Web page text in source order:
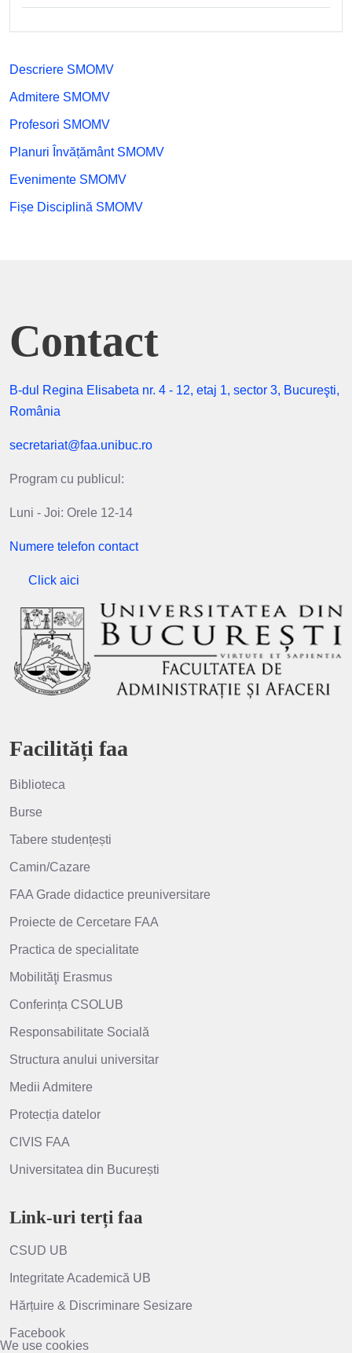
Descriere SMOMV
Admitere SMOMV
Profesori SMOMV
Planuri Învățământ SMOMV
Evenimente SMOMV
Fișe Disciplină SMOMV
Contact
B-dul Regina Elisabeta nr. 4 - 12, etaj 1, sector 3, Bucureşti,
România
secretariat@faa.unibuc.ro
Program cu publicul:
Luni - Joi: Orele 12-14
Numere telefon contact
Click aici
Facilități faa
Biblioteca
Burse
Tabere studențești
Camin/Cazare
FAA Grade didactice preuniversitare
Proiecte de Cercetare FAA
Practica de specialitate
Mobilităţi Erasmus
Conferința CSOLUB
Responsabilitate Socială
Structura anului universitar
Medii Admitere
Protecția datelor
CIVIS FAA
Universitatea din București
Link-uri terți faa
CSUD UB
Integritate Academică UB
Hărțuire & Discriminare Sesizare
Facebook
We use cookies